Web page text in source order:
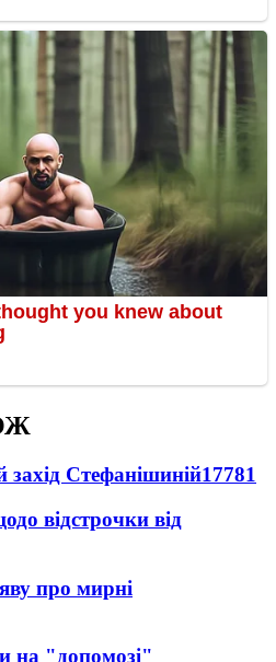
захід Стефанішиній17781
відстрочки від
про мирні
на "допомозі"